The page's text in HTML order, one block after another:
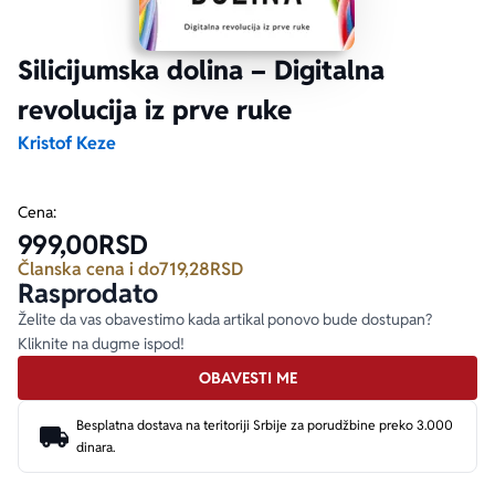
Silicijumska dolina – Digitalna
revolucija iz prve ruke
Kristof Keze
Cena:
999,00RSD
Članska cena i do719,28RSD
Rasprodato
Želite da vas obavestimo kada artikal ponovo bude dostupan?
Kliknite na dugme ispod!
OBAVESTI ME
Besplatna dostava na teritoriji Srbije za porudžbine preko 3.000
dinara.
Ekranizovane knjige
Za poklon
Autori
Poezija
Lični razvoj i popularna psihologija
Bojan Ljubenović
Dejan Tiago-Stanković
Peter Handke
Harlan Koben